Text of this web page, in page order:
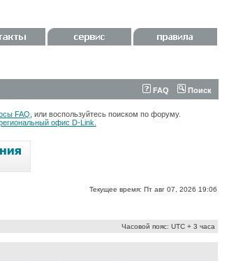
FAQ Поиск
FAQ , или воспользуйтесь поиском по форуму.
офис D-Link.
Текущее время: Пт авг 07, 2026 19:06
Часовой пояс: UTC + 3 часа